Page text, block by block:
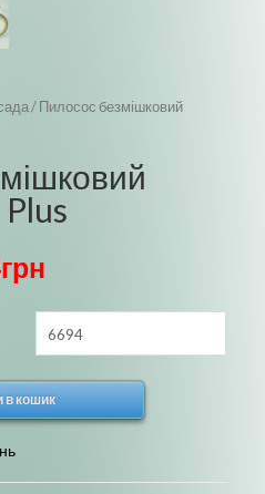
/ Пилосос безмішковий
грн
в кошик